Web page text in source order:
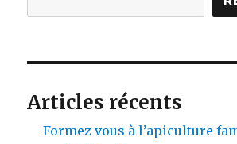
Articles récents
Formez vous à l’apiculture